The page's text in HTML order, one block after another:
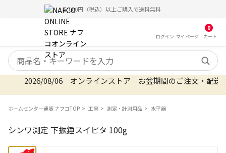
5,000円（税込）以上ご購入で送料無料
12時までのご注文で当日出荷（在庫品）
ログイン マイ ページ
0
カート
検索キーワード
2026/08/06 オンラインストア お盆期間のご注文・配送
ホームセンター通販 ナフコTOP 工具 測定・計測用品 水平器
シンワ測定 下振錘スイピタ 100g